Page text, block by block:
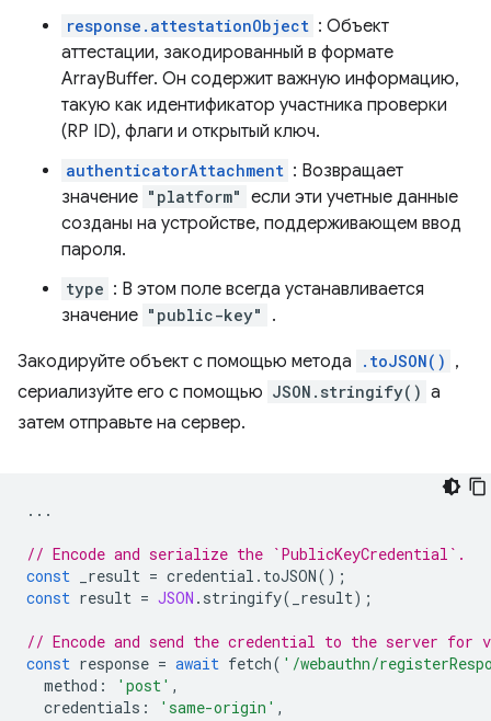
response.attestationObject : Объект
аттестации, закодированный в формате
ArrayBuffer. Он содержит важную информацию,
такую ​​как идентификатор участника проверки
(RP ID), флаги и открытый ключ.
authenticatorAttachment : Возвращает
значение "platform" если эти учетные данные
созданы на устройстве, поддерживающем ввод
пароля.
type : В этом поле всегда устанавливается
значение "public-key" .
Закодируйте объект с помощью метода .toJSON() ,
сериализуйте его с помощью JSON.stringify() а
затем отправьте на сервер.
...
// Encode and serialize the `PublicKeyCredential`.
const
_result = credential . toJSON();
const result = JSON . stringify( _result);
// Encode and send the credential to the server
const response = await fetch( '/webauthn/
method : 'post' ,
credentials : 'same-origin' ,